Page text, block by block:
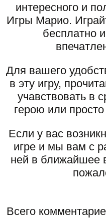
интересного и
Игры Марио.
бесплатно
Для вашего
в эту игру,
учавствовать в
герою или
Если у вас
игре и мы вам с
ней в ближайшее
Всего